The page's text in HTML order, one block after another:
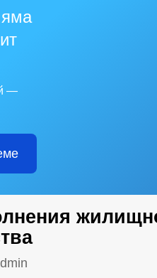
—